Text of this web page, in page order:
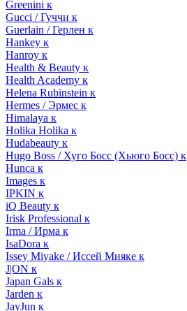
Greenini к
Gucci / Гуччи к
Guerlain / Герлен к
Hankey к
Hanroy к
Health & Beauty к
Health Academy к
Helena Rubinstein к
Hermes / Эрмес к
Himalaya к
Holika Holika к
Hudabeauty к
Hugo Boss / Хуго Босс (Хьюго Босс) к
Hunca к
Images к
IPKIN к
iQ Beauty к
Irisk Professional к
Irma / Ирма к
IsaDora к
Issey Miyake / Иссей Мияке к
J|ON к
Japan Gals к
Jarden к
JayJun к